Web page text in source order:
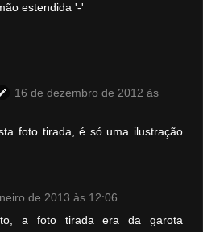
estendida '-'
16 de dezembro de 2012 às
foto tirada, é só uma ilustração
de 2013 às 12:06
a foto tirada era da garota